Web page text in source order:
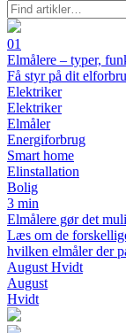
01
Elmålere – typer,
Få styr på dit
Elektriker
Elektriker
Elmåler
Energiforbrug
Smart home
Elinstallation
Bolig
3 min
Elmålere gør det
Læs om de
hvilken elmåler der
August Hvidt
August
Hvidt